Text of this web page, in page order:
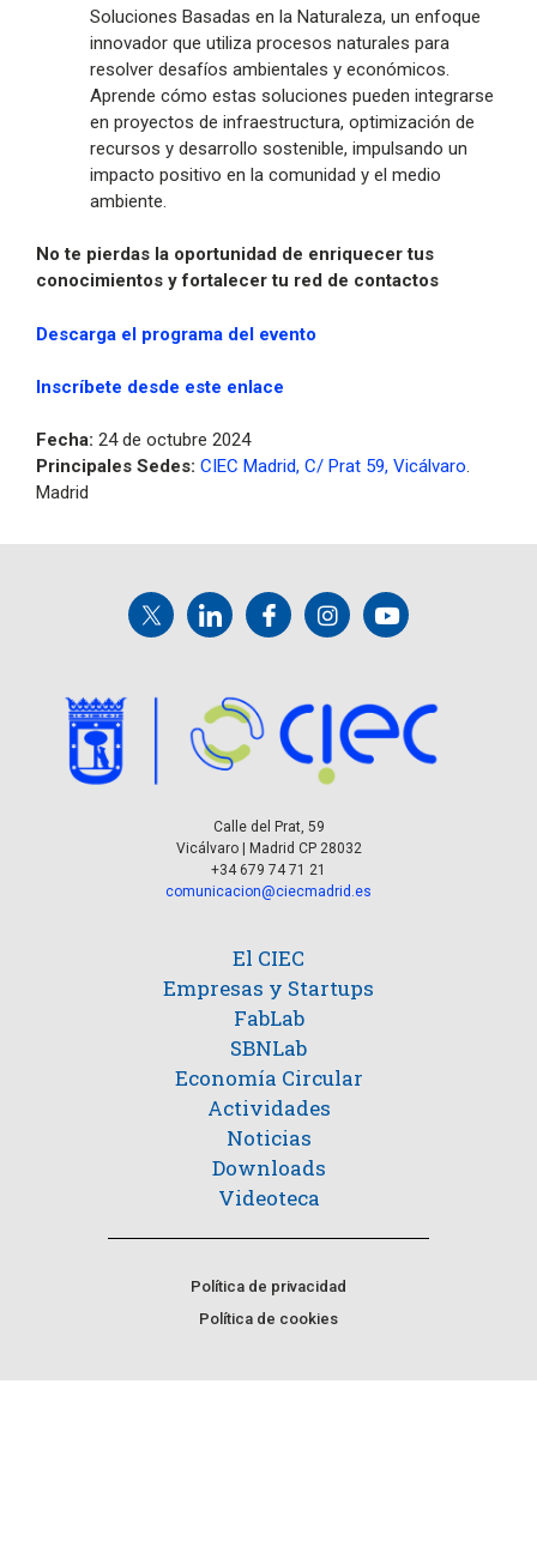
Soluciones Basadas en la Naturaleza, un enfoque
innovador que utiliza procesos naturales para
resolver desafíos ambientales y económicos.
Aprende cómo estas soluciones pueden integrarse
en proyectos de infraestructura, optimización de
recursos y desarrollo sostenible, impulsando un
impacto positivo en la comunidad y el medio
ambiente.
No te pierdas la oportunidad de enriquecer tus
conocimientos y fortalecer tu red de contactos
Descarga el programa del evento
Inscríbete desde este enlace
Fecha: 24 de octubre 2024
Principales Sedes: CIEC Madrid, C/ Prat 59, Vicálvaro.
Madrid
Calle del Prat, 59
Vicálvaro | Madrid CP 28032
+34 679 74 71 21
comunicacion@ciecmadrid.es
El CIEC
Empresas y Startups
FabLab
SBNLab
Economía Circular
Actividades
Noticias
Downloads
Videoteca
Política de privacidad
Política de cookies